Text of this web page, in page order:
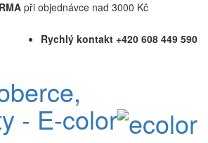
při objednávce nad 3000 Kč
Rychlý kontakt +420 608 449 590
- E-color